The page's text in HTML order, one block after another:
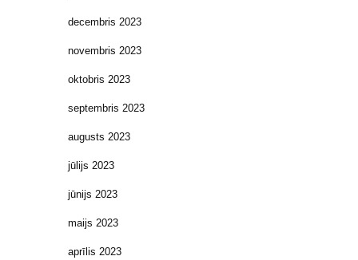
decembris 2023
novembris 2023
oktobris 2023
septembris 2023
augusts 2023
jūlijs 2023
jūnijs 2023
maijs 2023
aprīlis 2023